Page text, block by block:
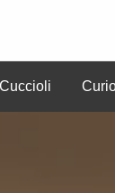
Razze
Cuccioli